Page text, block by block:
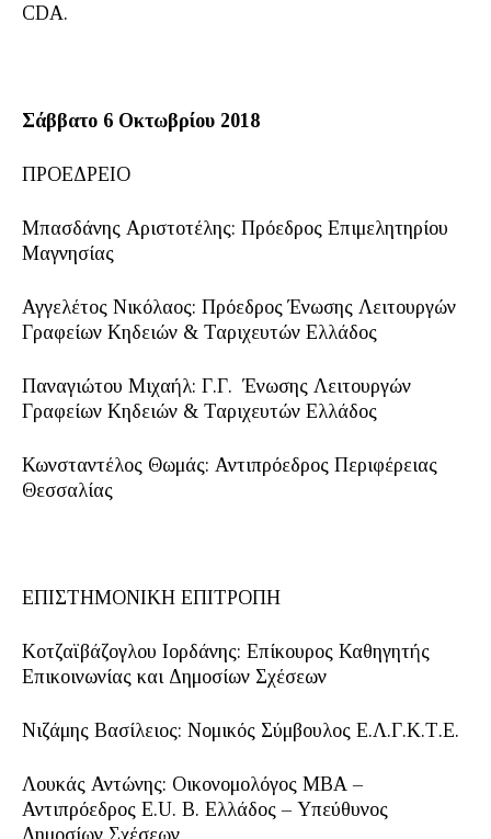
CDA.
Σάββατο 6 Οκτωβρίου 2018
ΠΡΟΕΔΡΕΙΟ
Μπασδάνης Αριστοτέλης: Πρόεδρος Επιμελητηρίου
Μαγνησίας
Αγγελέτος Νικόλαος: Πρόεδρος Ένωσης Λειτουργών
Γραφείων Κηδειών & Ταριχευτών Ελλάδος
Παναγιώτου Μιχαήλ: Γ.Γ. Ένωσης Λειτουργών
Γραφείων Κηδειών & Ταριχευτών Ελλάδος
Κωνσταντέλος Θωμάς: Αντιπρόεδρος Περιφέρειας
Θεσσαλίας
ΕΠΙΣΤΗΜΟΝΙΚΗ ΕΠΙΤΡΟΠΗ
Κοτζαϊβάζογλου Ιορδάνης: Επίκουρος Καθηγητής
Επικοινωνίας και Δημοσίων Σχέσεων
Νιζάμης Βασίλειος: Νομικός Σύμβουλος Ε.Λ.Γ.Κ.Τ.Ε.
Λουκάς Αντώνης: Οικονομολόγος ΜΒΑ –
Αντιπρόεδρος E.U. Β. Ελλάδος – Υπεύθυνος
Δημοσίων Σχέσεων